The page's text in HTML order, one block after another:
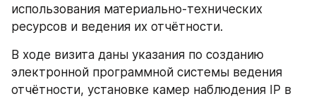
использования материально-технических
ресурсов и ведения их отчётности.
В ходе визита даны указания по созданию
электронной программной системы ведения
отчётности, установке камер наблюдения IP в